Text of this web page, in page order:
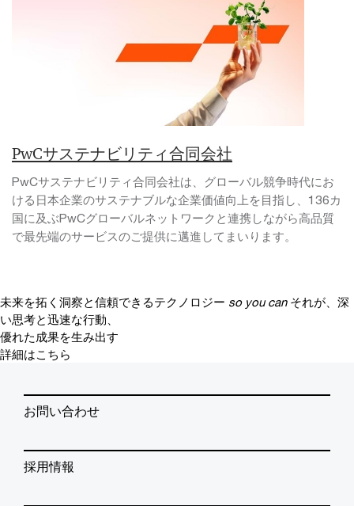
PwCサステナビリティ合同会社
PwCサステナビリティ合同会社は、グローバル競争時代にお
ける日本企業のサステナブルな企業価値向上を目指し、136カ
国に及ぶPwCグローバルネットワークと連携しながら高品質
で最先端のサービスのご提供に邁進してまいります。
未来を拓く洞察と信頼できるテクノロジー so you can それが、深
い思考と迅速な行動、
優れた成果を生み出す
詳細はこちら
お問い合わせ
採用情報